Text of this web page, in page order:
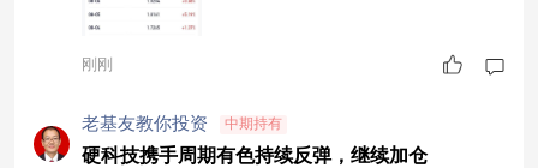
刚刚
老基友教你投资 中期持有
硬科技携手周期有色持续反弹，继续加仓